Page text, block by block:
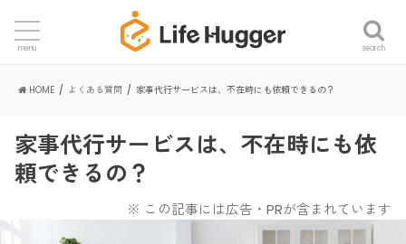
search
menu
HOME よくある質問 家事代行サービスは、不在時にも依頼できるの？
家事代行サービスは、不在時にも依
頼できるの？
※ この記事には広告・PRが含まれています